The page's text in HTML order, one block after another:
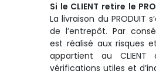
Si le CLIENT retire le
La livraison du PRODUIT
de l’entrepôt. Par
est réalisé aux risques
appartient au CLIENT
vérifications utiles et